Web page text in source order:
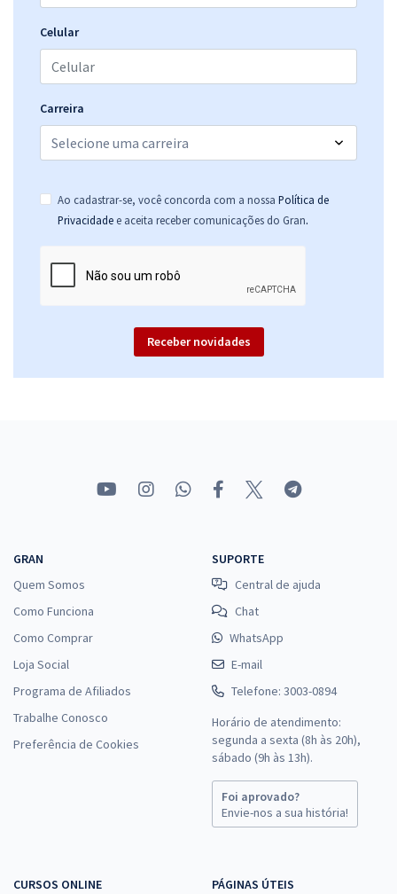
Celular
Carreira
Ao cadastrar-se, você concorda com a nossa Política de
Privacidade e aceita receber comunicações do Gran.
Receber novidades
GRAN
Quem Somos
Como Funciona
Como Comprar
Loja Social
Programa de Afiliados
Trabalhe Conosco
Preferência de Cookies
SUPORTE
Central de ajuda
Chat
WhatsApp
E-mail
Telefone: 3003-0894
Horário de atendimento:
segunda a sexta (8h às 20h),
sábado (9h às 13h).
Foi aprovado?
Envie-nos a sua história!
CURSOS ONLINE PÁGINAS ÚTEIS